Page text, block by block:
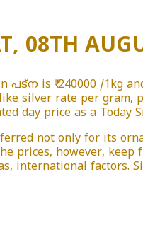
പട്ന is ₹ 240000 /1kg
silver rate per gram,
day price as a Today
not only for its
prices, however,
international